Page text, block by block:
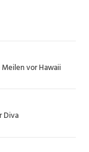
vor Hawaii
Diva